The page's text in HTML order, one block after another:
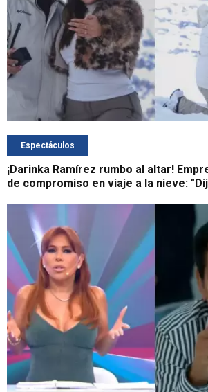
Espectáculos
¡Darinka Ramírez rumbo al altar!
de compromiso en viaje a la nieve: